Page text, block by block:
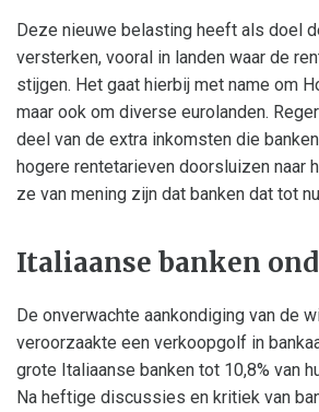
Deze nieuwe belasting heeft als doel
versterken, vooral in landen waar de
stijgen. Het gaat hierbij met name om
maar ook om diverse eurolanden.
deel van de extra inkomsten die
hogere rentetarieven doorsluizen naar
ze van mening zijn dat banken dat tot
Italiaanse banken
De onverwachte aankondiging van de
veroorzaakte een verkoopgolf in
grote Italiaanse banken tot 10,8% van
Na heftige discussies en kritiek van